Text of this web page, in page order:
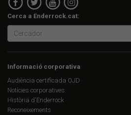
Cerca a Enderrock.cat:
Informació corporativa
Audiència certificada OJD
Notícies corporatives
Història d'Enderrock
Reconeixements